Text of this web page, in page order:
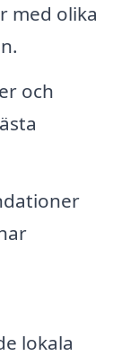
med olika
och
lokala